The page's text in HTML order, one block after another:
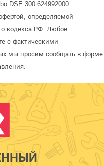
DSE 300 624992000
определяемой
кодекса РФ. Любое
с фактическими
мы просим сообщать в форме